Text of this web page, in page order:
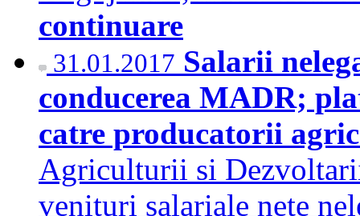
continuare
31.01.2017 Salarii
conducerea MADR;
catre producatorii
Agriculturii si
venituri salariale nete